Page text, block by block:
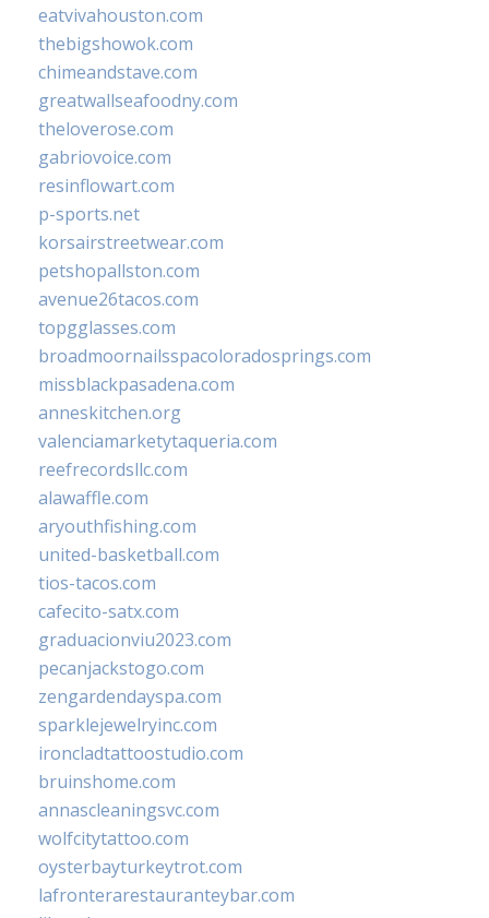
eatvivahouston.com
thebigshowok.com
chimeandstave.com
greatwallseafoodny.com
theloverose.com
gabriovoice.com
resinflowart.com
p-sports.net
korsairstreetwear.com
petshopallston.com
avenue26tacos.com
topgglasses.com
broadmoornailsspacoloradosprings.com
missblackpasadena.com
anneskitchen.org
valenciamarketytaqueria.com
reefrecordsllc.com
alawaffle.com
aryouthfishing.com
united-basketball.com
tios-tacos.com
cafecito-satx.com
graduacionviu2023.com
pecanjackstogo.com
zengardendayspa.com
sparklejewelryinc.com
ironcladtattoostudio.com
bruinshome.com
annascleaningsvc.com
wolfcitytattoo.com
oysterbayturkeytrot.com
lafronterarestauranteybar.com